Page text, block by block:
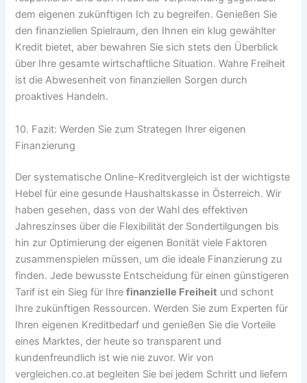
dem eigenen zukünftigen Ich zu begreifen. Genießen Sie
den finanziellen Spielraum, den Ihnen ein klug gewählter
Kredit bietet, aber bewahren Sie sich stets den Überblick
über Ihre gesamte wirtschaftliche Situation. Wahre Freiheit
ist die Abwesenheit von finanziellen Sorgen durch
proaktives Handeln.
10. Fazit: Werden Sie zum Strategen Ihrer eigenen
Finanzierung
Der systematische Online-Kreditvergleich ist der wichtigste
Hebel für eine gesunde Haushaltskasse in Österreich. Wir
haben gesehen, dass von der Wahl des effektiven
Jahreszinses über die Flexibilität der Sondertilgungen bis
hin zur Optimierung der eigenen Bonität viele Faktoren
zusammenspielen müssen, um die ideale Finanzierung zu
finden. Jede bewusste Entscheidung für einen günstigeren
Tarif ist ein Sieg für Ihrefinanzielle Freiheit und schont
Ihre zukünftigen Ressourcen. Werden Sie zum Experten für
Ihren eigenen Kreditbedarf und genießen Sie die Vorteile
eines Marktes, der heute so transparent und
kundenfreundlich ist wie nie zuvor. Wir von
vergleichen.co.at begleiten Sie bei jedem Schritt und liefern